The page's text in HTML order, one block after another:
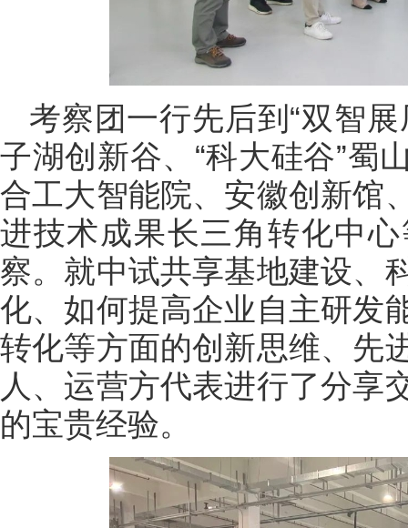
考察团一行先后到“双智
子湖创新谷、“科大硅谷”蜀
合工大智能院、安徽创新馆
进技术成果长三角转化中
察。就中试共享基地建设、
化、如何提高企业自主研发
转化等方面的创新思维、先
人、运营方代表进行了分享
的宝贵经验。